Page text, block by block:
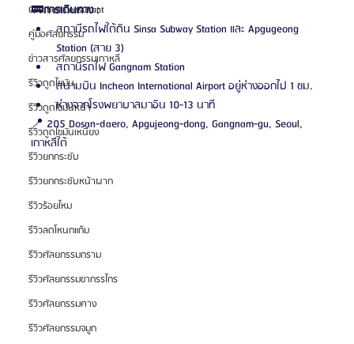
Certified Consultant
คู่มือศัลยกรรม
ข่าวสารศัลยกรรมเกาหลี
รีวิวดูดไขมัน
รีวิวดูดไขมันหน้า
รีวิวดูดไขมันเหนียง
รีวิวยกกระชับ
รีวิวยกกระชับหน้าผาก
รีวิวร้อยไหม
รีวิวลดโหนกแก้ม
รีวิวศัลยกรรมกราม
รีวิวศัลยกรรมขากรรไกร
รีวิวศัลยกรรมคาง
รีวิวศัลยกรรมจมูก
🚃การเดินทาง :
สถานีรถไฟใต้ดิน Sinsa Subway Station และ Apgugeong
Station (สาย 3)
สถานีรถไฟ Gangnam Station
สนามบิน Incheon International Airport อยู่ห่างออกไป 1 ชม.
ห่างจากโรงพยาบาลมาอิน 10-13 นาที
📍 205 Dosan-daero, Apgujeong-dong, Gangnam-gu, Seoul,
เกาหลีใต้